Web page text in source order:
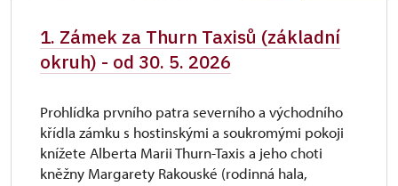
1. Zámek za Thurn Taxisů (základní
okruh) - od 30. 5. 2026
Prohlídka prvního patra severního a východního
křídla zámku s hostinskými a soukromými pokoji
knížete Alberta Marii Thurn-Taxis a jeho choti
kněžny Margarety Rakouské (rodinná hala,